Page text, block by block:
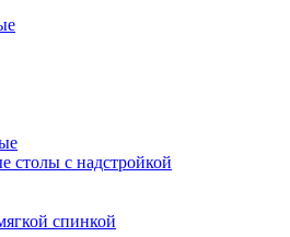
столы с надстройкой
спинкой